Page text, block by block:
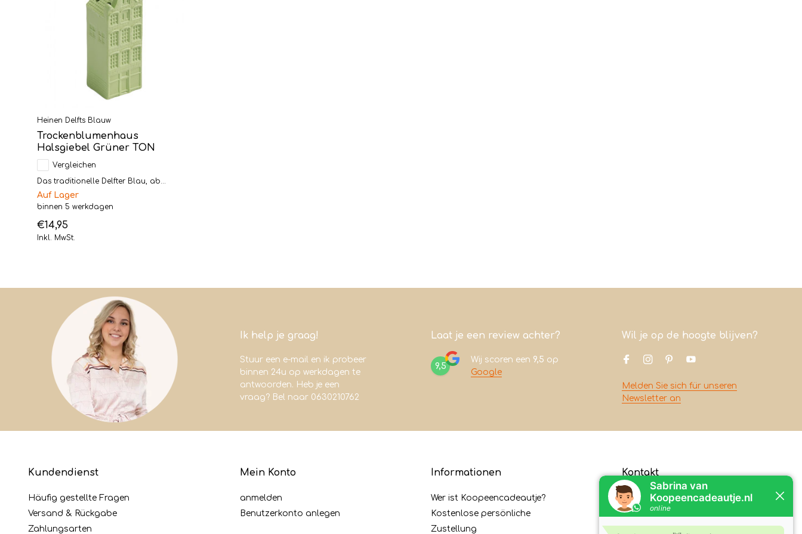
Heinen Delfts Blauw
Trockenblumenhaus
Halsgiebel Grüner TON
Vergleichen
Das traditionelle Delfter Blau, ab...
Auf Lager
binnen 5 werkdagen
€14,95
Inkl. MwSt.
Ik help je graag!
Stuur een e-mail en ik probeer
binnen 24u op werkdagen te
antwoorden. Heb je een
vraag? Bel naar 0630210762
Laat je een review achter?
9,5
Wij scoren een 9,5 op
Google
Wil je op de hoogte blijven?
Melden Sie sich für unseren
Newsletter an
Kundendienst
Häufig gestellte Fragen
Versand & Rückgabe
Zahlungsarten
Mein Konto
anmelden
Benutzerkonto anlegen
Informationen
Wer ist Koopeencadeautje?
Kostenlose persönliche
Zustellung
Kontakt
Koopeencadeautje.nl
Varsenerstraat 4